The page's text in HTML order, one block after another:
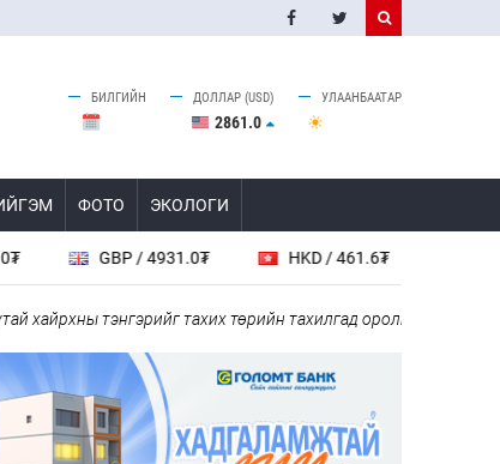
БИЛГИЙН ДОЛЛАР (USD)
2861.0
УЛААНБААТАР
ФОТО ЭКОЛОГИ
/ 4931.0₮ HKD / 461.6₮ CAD / 2618.0₮
тахих төрийн тахилгад оролцлоо “Хотын